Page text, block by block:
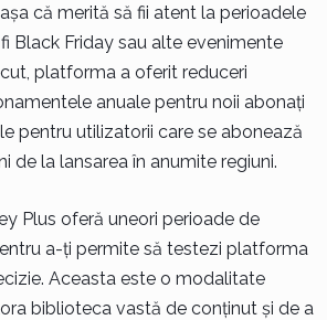
că merită să fii atent la perioadele
Black Friday sau alte evenimente
platforma a oferit reduceri
anuale pentru noii abonați
pentru utilizatorii care se abonează
de la lansarea în anumite regiuni.
Plus oferă uneori perioade de
a-ți permite să testezi platforma
Aceasta este o modalitate
biblioteca vastă de conținut și de a